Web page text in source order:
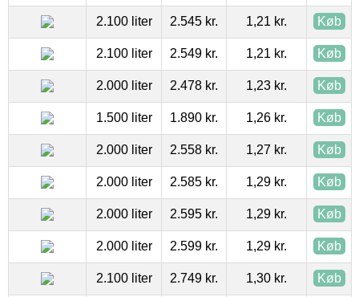
2.100 liter 2.545 kr. 1,21 kr. Køb
2.100 liter 2.549 kr. 1,21 kr. Køb
2.000 liter 2.478 kr. 1,23 kr. Køb
1.500 liter 1.890 kr. 1,26 kr. Køb
2.000 liter 2.558 kr. 1,27 kr. Køb
2.000 liter 2.585 kr. 1,29 kr. Køb
2.000 liter 2.595 kr. 1,29 kr. Køb
2.000 liter 2.599 kr. 1,29 kr. Køb
2.100 liter 2.749 kr. 1,30 kr. Køb